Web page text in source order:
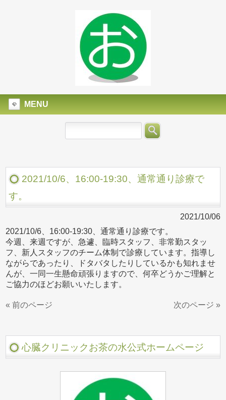
MENU
2021/10/6、16:00-19:30、通常通り診療で
す。
2021/10/06
2021/10/6、16:00-19:30、通常通り診療です。
今週、来週ですが、急遽、臨時スタッフ、非常勤スタッ
フ、新人スタッフのチーム体制で診療しています。指導し
ながらであったり、ドタバタしたりしているかも知れませ
んが、一同一生懸命頑張りますので、何卒どうかご理解と
ご協力のほどお願いいたします。
« 前のページ 次のページ »
心臓クリニックお茶の水公式ホームページ